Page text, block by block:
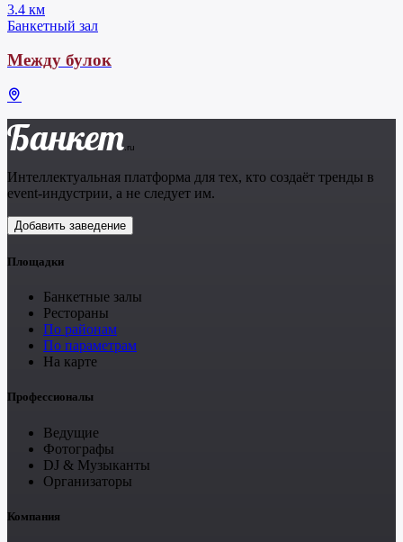
3.4 км
Банкетный зал
Между булок
Банкет .ru
Интеллектуальная платформа для тех, кто создаёт тренды в
event-индустрии, а не следует им.
Добавить заведение
Площадки
Банкетные залы
Рестораны
По районам
По параметрам
На карте
Профессионалы
Ведущие
Фотографы
DJ & Музыканты
Организаторы
Компания